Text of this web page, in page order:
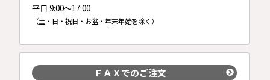
平日 9:00～17:00
（土・日・祝日・お盆・年末年始を除く）
ＦＡＸでのご注文